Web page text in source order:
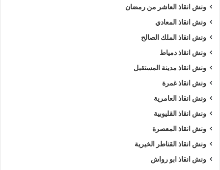
ونش انقاذ العاشر من رمضان
ونش انقاذ المعادي
ونش انقاذ الملك الصالح
ونش انقاذ دمياط
ونش انقاذ مدينة المستقبل
ونش انقاذ غمرة
ونش انقاذ العامرية
ونش انقاذ القليوبية
ونش انقاذ المعصرة
ونش انقاذ القناطر الخيرية
ونش انقاذ ابو رواش